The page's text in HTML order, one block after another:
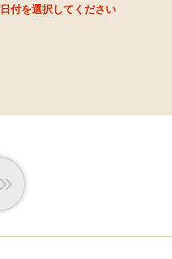
付を選択してください